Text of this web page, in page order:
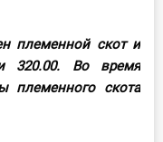
племенной скот и
320.00. Во время
племенного скота